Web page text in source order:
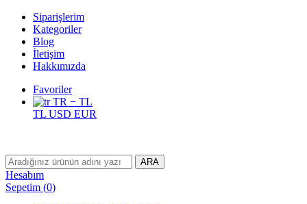
Siparişlerim
Kategoriler
Blog
İletişim
Hakkımızda
Favoriler
TR − TL
TL USD EUR
ARA
Hesabım
Sepetim (0)